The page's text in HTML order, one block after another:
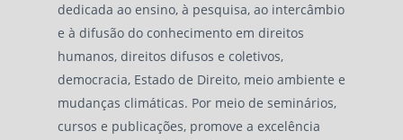
dedicada ao ensino, à pesquisa, ao intercâmbio
e à difusão do conhecimento em direitos
humanos, direitos difusos e coletivos,
democracia, Estado de Direito, meio ambiente e
mudanças climáticas. Por meio de seminários,
cursos e publicações, promove a excelência